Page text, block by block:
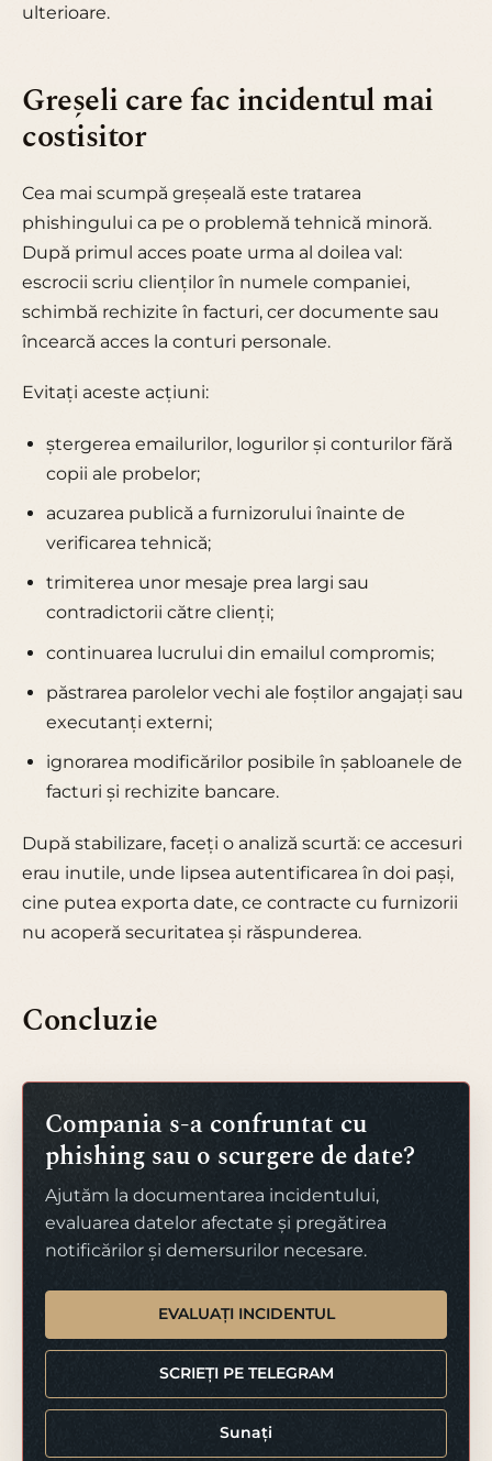
ulterioare.
Greșeli care fac incidentul mai
costisitor
Cea mai scumpă greșeală este tratarea
phishingului ca pe o problemă tehnică minoră.
După primul acces poate urma al doilea val:
escrocii scriu clienților în numele companiei,
schimbă rechizite în facturi, cer documente sau
încearcă acces la conturi personale.
Evitați aceste acțiuni:
ștergerea emailurilor, logurilor și conturilor fără
copii ale probelor;
acuzarea publică a furnizorului înainte de
verificarea tehnică;
trimiterea unor mesaje prea largi sau
contradictorii către clienți;
continuarea lucrului din emailul compromis;
păstrarea parolelor vechi ale foștilor angajați sau
executanți externi;
ignorarea modificărilor posibile în șabloanele de
facturi și rechizite bancare.
După stabilizare, faceți o analiză scurtă: ce accesuri
erau inutile, unde lipsea autentificarea în doi pași,
cine putea exporta date, ce contracte cu furnizorii
nu acoperă securitatea și răspunderea.
Concluzie
Compania s-a confruntat cu
phishing sau o scurgere de date?
Ajutăm la documentarea incidentului,
evaluarea datelor afectate și pregătirea
notificărilor și demersurilor necesare.
EVALUAȚI INCIDENTUL
SCRIEȚI PE TELEGRAM
Sunați